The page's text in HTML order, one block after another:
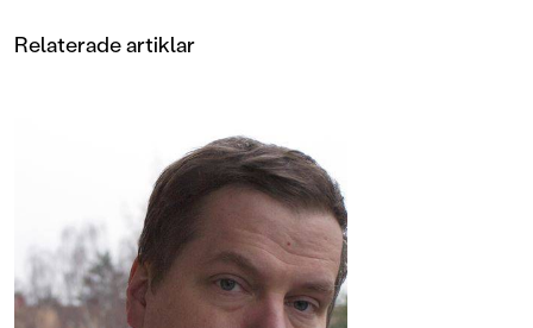
Relaterade artiklar